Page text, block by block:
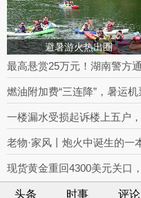
避暑游火热出圈
最高悬赏25万元！湖南警方
一楼漏水受损起诉楼上五户
现货黄金重回4300美元关口
头条 时事 评论